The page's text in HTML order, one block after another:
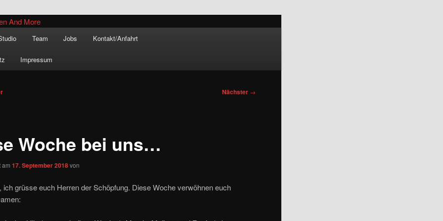
Massagen And
–
Team Jobs Kontakt/Anfahrt
Impressum
Nächster →
Woche bei uns…
am17. September 2018 von
ich grüsse euch Herren der Schöpfung. Diese Woche verwöhnen euch